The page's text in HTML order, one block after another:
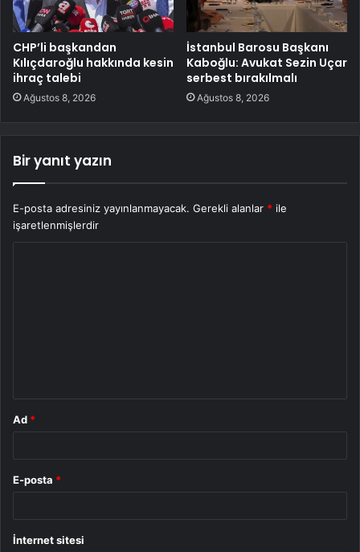
CHP’li başkandan
Kılıçdaroğlu hakkında kesin
ihraç talebi
Ağustos 8, 2026
İstanbul Barosu Başkanı
Kaboğlu: Avukat Sezin Uçar
serbest bırakılmalı
Ağustos 8, 2026
Bir yanıt yazın
E-posta adresiniz yayınlanmayacak. Gerekli alanlar * ile
işaretlenmişlerdir
Ad *
E-posta *
İnternet sitesi